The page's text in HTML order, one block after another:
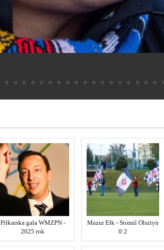
Piłkarska gala WMZPN -
2025 rok
Mazur Ełk - Stomil Olsztyn
0:2